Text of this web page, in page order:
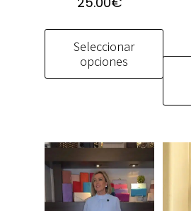
Seleccionar
opciones
múltiples
variantes.
Las
opciones